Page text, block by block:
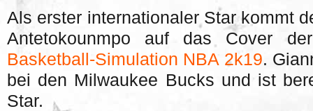
Als erster internationaler Star kommt
Antetokounmpo auf das Cover
Basketball-Simulation NBA 2k19.
bei den Milwaukee Bucks und ist
Star.